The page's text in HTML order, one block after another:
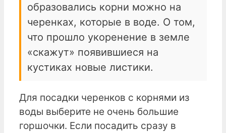
образовались корни можно на
черенках, которые в воде. О том,
что прошло укоренение в земле
«скажут» появившиеся на
кустиках новые листики.
Для посадки черенков с корнями из
воды выберите не очень большие
горшочки. Если посадить сразу в